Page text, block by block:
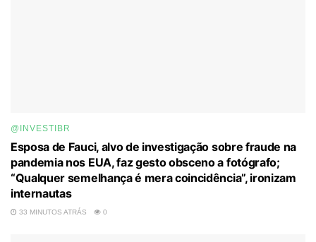
@INVESTIBR
Esposa de Fauci, alvo de investigação sobre fraude na
pandemia nos EUA, faz gesto obsceno a fotógrafo;
“Qualquer semelhança é mera coincidência”, ironizam
internautas
33 MINUTOS ATRÁS 0